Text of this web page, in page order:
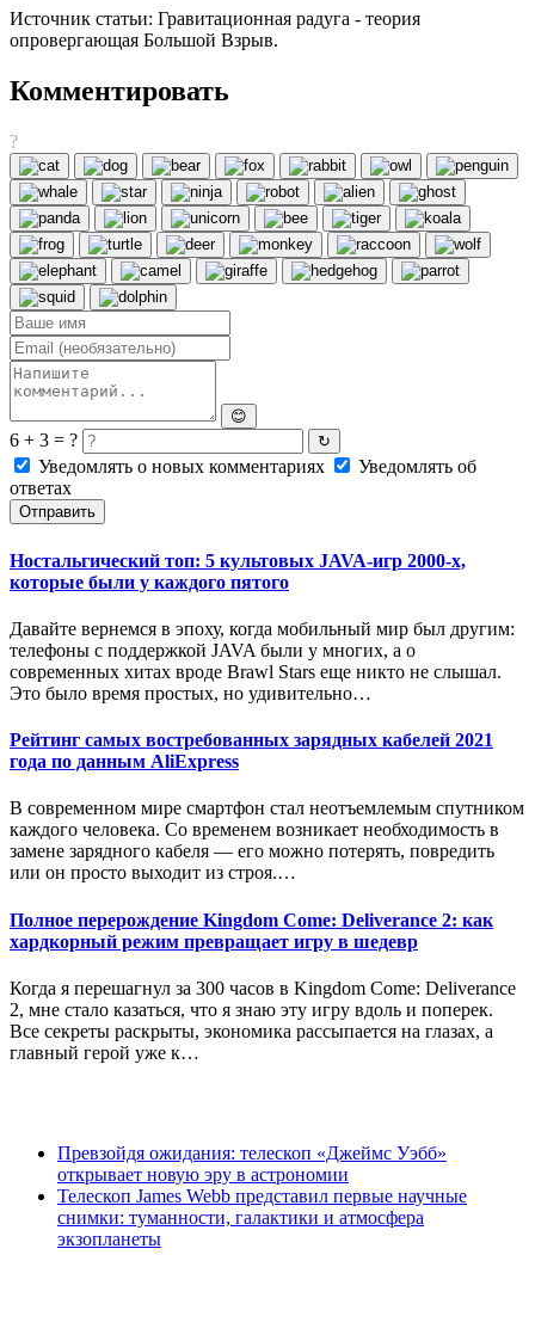
Источник статьи: Гравитационная радуга - теория
опровергающая Большой Взрыв.
Комментировать
?
😊
6 + 3 = ? ↻
Уведомлять о новых комментариях
Уведомлять об
ответах
Отправить
Ностальгический топ: 5 культовых JAVA-игр 2000-х,
которые были у каждого пятого
Давайте вернемся в эпоху, когда мобильный мир был другим:
телефоны с поддержкой JAVA были у многих, а о
современных хитах вроде Brawl Stars еще никто не слышал.
Это было время простых, но удивительно…
Рейтинг самых востребованных зарядных кабелей 2021
года по данным AliExpress
В современном мире смартфон стал неотъемлемым спутником
каждого человека. Со временем возникает необходимость в
замене зарядного кабеля — его можно потерять, повредить
или он просто выходит из строя.…
Полное перерождение Kingdom Come: Deliverance 2: как
хардкорный режим превращает игру в шедевр
Когда я перешагнул за 300 часов в Kingdom Come: Deliverance
2, мне стало казаться, что я знаю эту игру вдоль и поперек.
Все секреты раскрыты, экономика рассыпается на глазах, а
главный герой уже к…
Превзойдя ожидания: телескоп «Джеймс Уэбб»
открывает новую эру в астрономии
Телескоп James Webb представил первые научные
снимки: туманности, галактики и атмосфера
экзопланеты